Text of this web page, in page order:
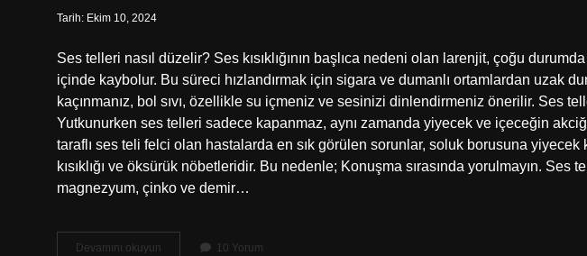
Tarih: Ekim 10, 2024
Ses telleri nasıl düzelir? Ses kısıklığının başlıca nedeni olan larenjit, çoğu
içinde kaybolur. Bu süreci hızlandırmak için sigara ve dumanlı ortamlardan uzak
kaçınmanız, bol sıvı, özellikle su içmeniz ve sesinizi dinlendirmeniz önerilir. Ses
Yutkunurken ses telleri sadece kapanmaz, aynı zamanda yiyecek ve içeceğin
taraflı ses teli felci olan hastalarda en sık görülen sorunlar, soluk borusuna
kısıklığı ve öksürük nöbetleridir. Bu nedenle; Konuşma sırasında yorulmayın.
magnezyum, çinko ve demir…
Devamını okuyun Bozulan
10 Yorum